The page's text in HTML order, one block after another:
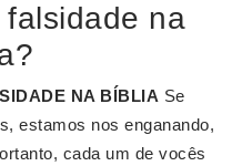
na
NA BÍBLIA Se
estamos nos enganando,
cada um de vocês